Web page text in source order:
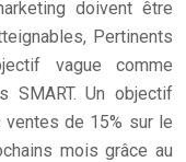
doivent être
Pertinents
vague comme
SMART. Un objectif
ventes de 15% sur le
mois grâce au